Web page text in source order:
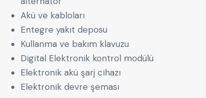
Akü ve kabloları
Entegre yakıt deposu
Kullanma ve bakım klavuzu
Digital Elektronik kontrol modülü
Elektronik akü şarj cihazı
Elektronik devre şeması